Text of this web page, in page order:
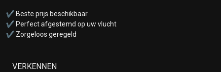
✔ Beste prijs beschikbaar
✔ Perfect afgestemd op uw vlucht
✔ Zorgeloos geregeld
VERKENNEN